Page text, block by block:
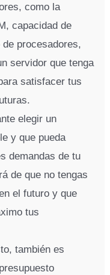
como la
capacidad de
procesadores,
servidor que tenga
satisfacer tus
elegir un
y que pueda
demandas de tu
de que no tengas
el futuro y que
tus
también es